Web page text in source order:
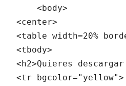
    <body>
<center>
<table width=20%
<tbody>
<h2>Quieres
<tr bgcolor="yellow">